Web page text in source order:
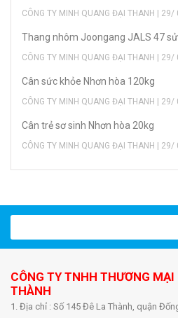
CÔNG TY MINH QUANG ĐẠI THANH |
Thang nhôm Joongang JALS 47
CÔNG TY MINH QUANG ĐẠI THANH |
Cân sức khỏe Nhơn hòa 120kg
CÔNG TY MINH QUANG ĐẠI THANH |
Cân trẻ sơ sinh Nhơn hòa 20kg
CÔNG TY MINH QUANG ĐẠI THANH |
CÔNG TY TNHH THƯƠNG
THÀNH
1. Địa chỉ : Số 145 Đê La Thành, quận